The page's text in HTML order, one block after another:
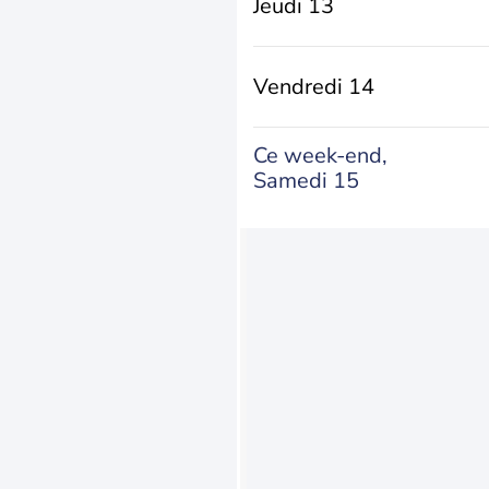
Jeudi 13
Vendredi 14
Ce week-end,
Samedi 15